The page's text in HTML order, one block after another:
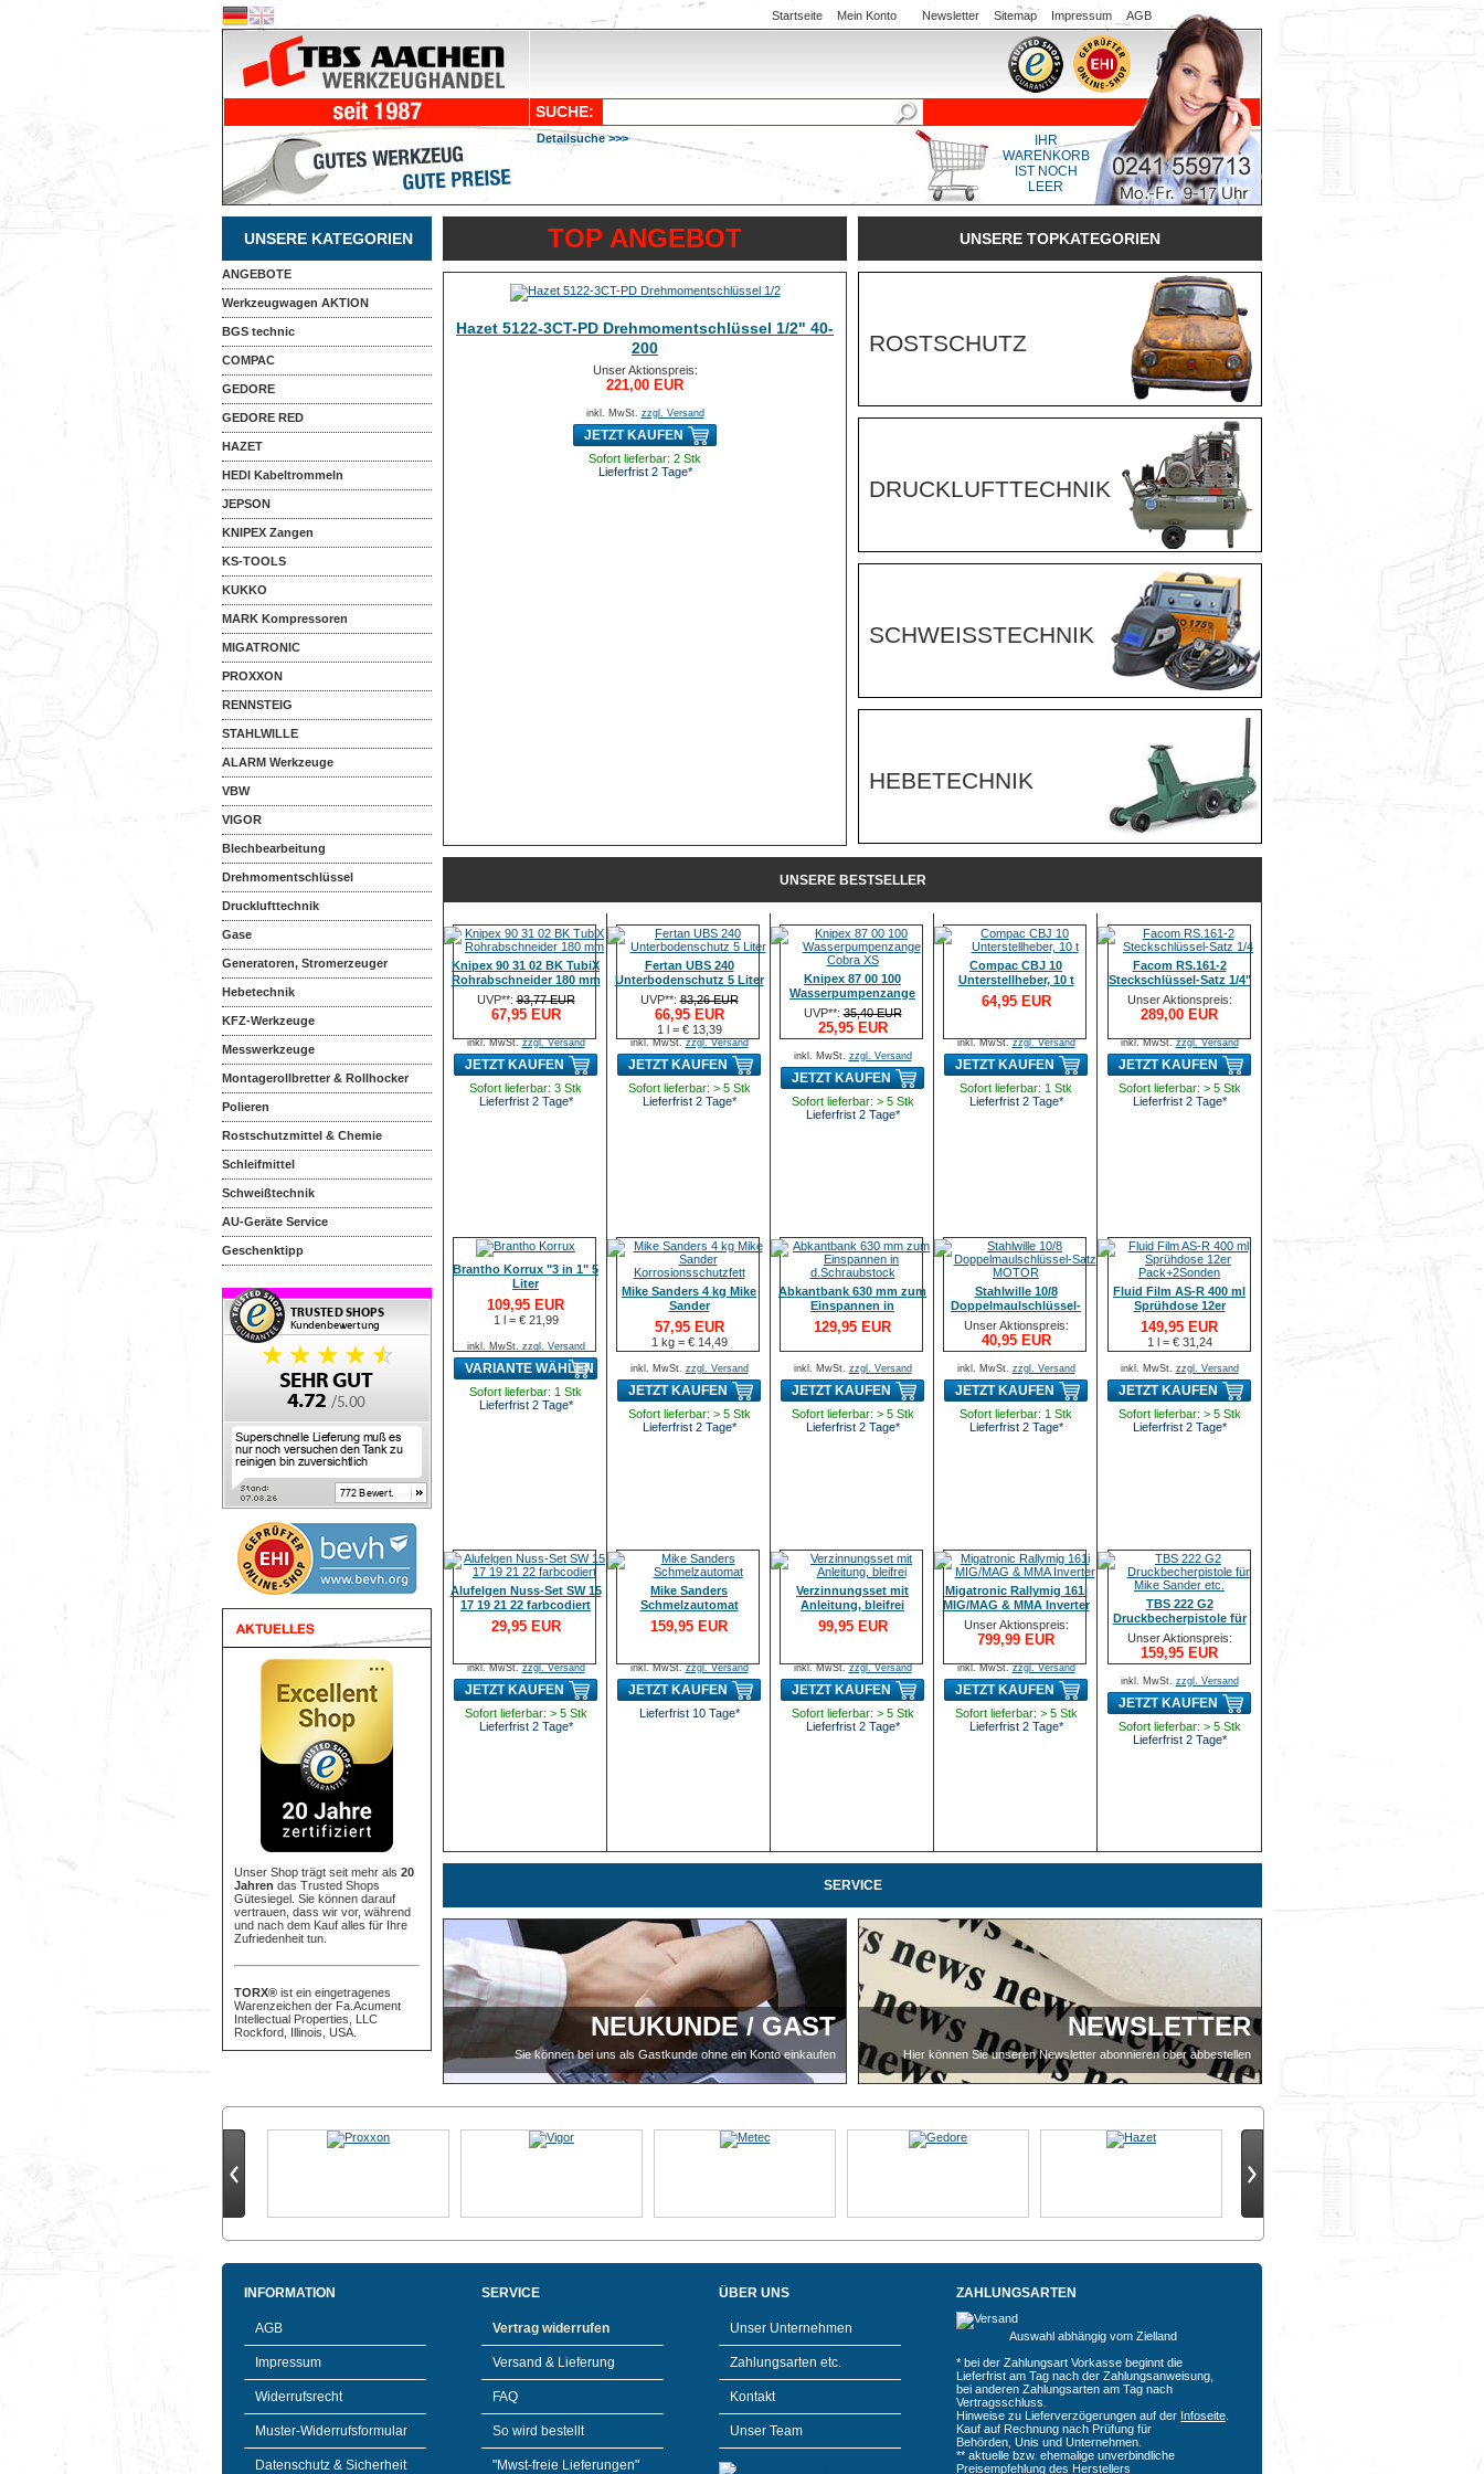
Startseite Mein Konto Newsletter Sitemap Impressum AGB
SUCHE:
Detailsuche >>>
IHR
WARENKORB
IST NOCH
LEER
UNSERE KATEGORIEN
ANGEBOTE
Werkzeugwagen AKTION
BGS technic
COMPAC
GEDORE
GEDORE RED
HAZET
HEDI Kabeltrommeln
JEPSON
KNIPEX Zangen
KS-TOOLS
KUKKO
MARK Kompressoren
MIGATRONIC
PROXXON
RENNSTEIG
STAHLWILLE
ALARM Werkzeuge
VBW
VIGOR
Blechbearbeitung
Drehmomentschlüssel
Drucklufttechnik
Gase
Generatoren, Stromerzeuger
Hebetechnik
KFZ-Werkzeuge
Messwerkzeuge
Montagerollbretter & Rollhocker
Polieren
Rostschutzmittel & Chemie
Schleifmittel
Schweißtechnik
AU-Geräte Service
Geschenktipp
Unser Shop trägt seit mehr als 20
Jahren das Trusted Shops
Gütesiegel. Sie können darauf
vertrauen, dass wir vor, während
und nach dem Kauf alles für Ihre
Zufriedenheit tun.
TORX® ist ein eingetragenes
Warenzeichen der Fa.Acument
Intellectual Properties, LLC
Rockford, Illinois, USA.
TOP ANGEBOT
Hazet 5122-3CT-PD Drehmomentschlüssel 1/2" 40-
200
Unser Aktionspreis:
221,00 EUR
inkl. MwSt. zzgl. Versand
JETZT KAUFEN
Sofort lieferbar: 2 Stk
Lieferfrist 2 Tage*
UNSERE TOPKATEGORIEN
ROSTSCHUTZ
DRUCKLUFTTECHNIK
SCHWEISSTECHNIK
HEBETECHNIK
UNSERE BESTSELLER
Knipex 90 31 02 BK TubiX
Rohrabschneider 180 mm
UVP**:93,77 EUR
67,95 EUR
inkl. MwSt.zzgl. Versand
JETZT KAUFEN
Sofort lieferbar: 3 Stk
Lieferfrist 2 Tage*
Fertan UBS 240
Unterbodenschutz 5 Liter
UVP**:83,26 EUR
66,95 EUR
1 l = € 13,39
inkl. MwSt.zzgl. Versand
JETZT KAUFEN
Sofort lieferbar: > 5 Stk
Lieferfrist 2 Tage*
Knipex 87 00 100
Wasserpumpenzange
Cobra XS
UVP**:35,40 EUR
25,95 EUR
inkl. MwSt. zzgl. Versand
JETZT KAUFEN
Sofort lieferbar: > 5 Stk
Lieferfrist 2 Tage*
Compac CBJ 10
Unterstellheber, 10 t
64,95 EUR
inkl. MwSt.zzgl. Versand
JETZT KAUFEN
Sofort lieferbar: 1 Stk
Lieferfrist 2 Tage*
Facom RS.161-2
Steckschlüssel-Satz 1/4"
1/2" 55tlg
Unser Aktionspreis:
289,00 EUR
inkl. MwSt.zzgl. Versand
JETZT KAUFEN
Sofort lieferbar: > 5 Stk
Lieferfrist 2 Tage*
Brantho Korrux "3 in 1" 5
Liter
109,95 EUR
1 l = € 21,99
inkl. MwSt. zzgl. Versand
VARIANTE WÄHLEN
Sofort lieferbar: 1 Stk
Lieferfrist 2 Tage*
Mike Sanders 4 kg Mike
Sander
Korrosionsschutzfett
57,95 EUR
1 kg = € 14,49
inkl. MwSt. zzgl. Versand
JETZT KAUFEN
Sofort lieferbar: > 5 Stk
Lieferfrist 2 Tage*
Abkantbank 630 mm zum
Einspannen in
d.Schraubstock
129,95 EUR
inkl. MwSt. zzgl. Versand
JETZT KAUFEN
Sofort lieferbar: > 5 Stk
Lieferfrist 2 Tage*
Stahlwille 10/8
Doppelmaulschlüssel-
Satz MOTOR
Unser Aktionspreis:
40,95 EUR
inkl. MwSt. zzgl. Versand
JETZT KAUFEN
Sofort lieferbar: 1 Stk
Lieferfrist 2 Tage*
Fluid Film AS-R 400 ml
Sprühdose 12er
Pack+2Sonden
149,95 EUR
1 l = € 31,24
inkl. MwSt. zzgl. Versand
JETZT KAUFEN
Sofort lieferbar: > 5 Stk
Lieferfrist 2 Tage*
Alufelgen Nuss-Set SW 15
17 19 21 22 farbcodiert
29,95 EUR
inkl. MwSt.zzgl. Versand
JETZT KAUFEN
Sofort lieferbar: > 5 Stk
Lieferfrist 2 Tage*
Mike Sanders
Schmelzautomat
159,95 EUR
inkl. MwSt.zzgl. Versand
JETZT KAUFEN
Lieferfrist 10 Tage*
Verzinnungsset mit
Anleitung, bleifrei
99,95 EUR
inkl. MwSt.zzgl. Versand
JETZT KAUFEN
Sofort lieferbar: > 5 Stk
Lieferfrist 2 Tage*
Migatronic Rallymig 161i
MIG/MAG & MMA Inverter
Unser Aktionspreis:
799,99 EUR
inkl. MwSt.zzgl. Versand
JETZT KAUFEN
Sofort lieferbar: > 5 Stk
Lieferfrist 2 Tage*
TBS 222 G2
Druckbecherpistole für
Mike Sander etc.
Unser Aktionspreis:
159,95 EUR
inkl. MwSt. zzgl. Versand
JETZT KAUFEN
Sofort lieferbar: > 5 Stk
Lieferfrist 2 Tage*
SERVICE
NEUKUNDE / GAST
Sie können bei uns als Gastkunde ohne ein Konto einkaufen
NEWSLETTER
Hier können Sie unseren Newsletter abonnieren ober abbestellen
INFORMATION
AGB
Impressum
Widerrufsrecht
Muster-Widerrufsformular
Datenschutz & Sicherheit
SERVICE
Vertrag widerrufen
Versand & Lieferung
FAQ
So wird bestellt
"Mwst-freie Lieferungen"
ÜBER UNS
Unser Unternehmen
Zahlungsarten etc.
Kontakt
Unser Team
ZAHLUNGSARTEN
Auswahl abhängig vom Zielland
* bei der Zahlungsart Vorkasse beginnt die
Lieferfrist am Tag nach der Zahlungsanweisung,
bei anderen Zahlungsarten am Tag nach
Vertragsschluss.
Hinweise zu Lieferverzögerungen auf der Infoseite
Kauf auf Rechnung nach Prüfung für
Behörden, Unis und Unternehmen.
** aktuelle bzw. ehemalige unverbindliche
Preisempfehlung des Herstellers